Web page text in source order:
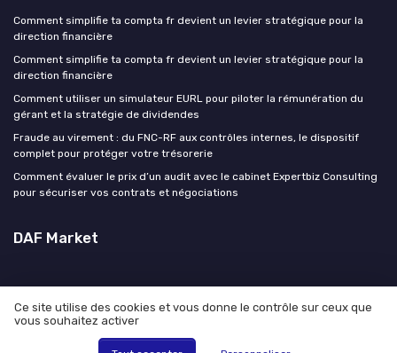
Comment simplifie ta compta fr devient un levier stratégique pour la
direction financière
Comment simplifie ta compta fr devient un levier stratégique pour la
direction financière
Comment utiliser un simulateur EURL pour piloter la rémunération du
gérant et la stratégie de dividendes
Fraude au virement : du FNC-RF aux contrôles internes, le dispositif
complet pour protéger votre trésorerie
Comment évaluer le prix d’un audit avec le cabinet Expertbiz Consulting
pour sécuriser vos contrats et négociations
DAF Market
Mentions légales
© DAF Market 2026
Ce site utilise des cookies et vous donne le contrôle sur ceux que
vous souhaitez activer